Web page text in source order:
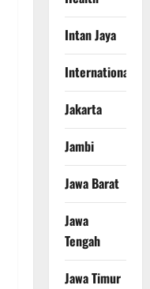
Intan Jaya
International
Jakarta
Jambi
Jawa Barat
Jawa
Tengah
Jawa Timur